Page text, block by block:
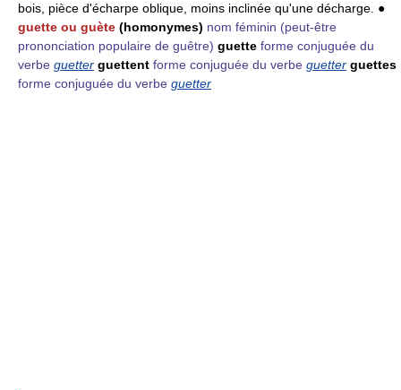
bois, pièce d'écharpe oblique, moins inclinée qu'une décharge. ●
guette ou guète (homonymes) nom féminin (peut-être
prononciation populaire de guêtre) guette forme conjuguée du
verbe guetter guettent forme conjuguée du verbe guetter guettes
forme conjuguée du verbe guetter